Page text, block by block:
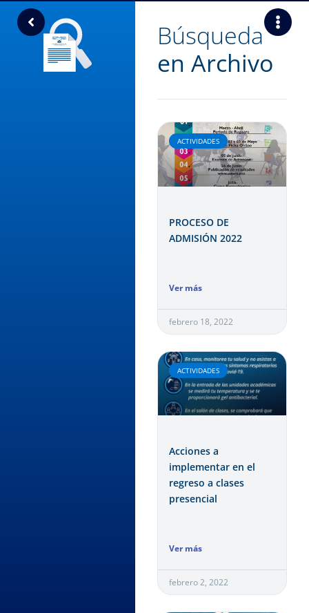
Búsqueda
en Archivo
ACTIVIDADES
PROCESO DE
ADMISIÓN 2022
Ver más
febrero 18, 2022
ACTIVIDADES
Acciones a
implementar en el
regreso a clases
presencial
Ver más
febrero 2, 2022